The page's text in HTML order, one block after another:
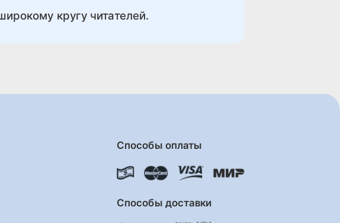
кругу читателей.
Способы оплаты
Способы доставки